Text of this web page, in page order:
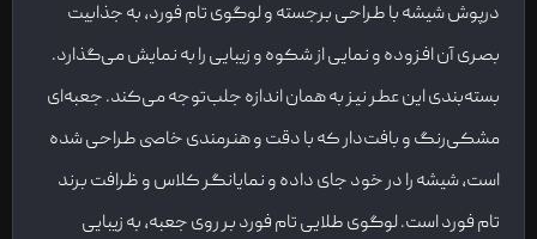
درپوش شیشه با طراحی برجسته و لوگوی تام فورد، به جذابیت
بصری آن افزوده و نمایی از شکوه و زیبایی را به نمایش می‌گذارد.
بسته‌بندی این عطر نیز به همان اندازه جلب‌توجه می‌کند. جعبه‌ای
مشکی‌رنگ و بافت‌دار که با دقت و هنرمندی خاصی طراحی شده
است، شیشه را در خود جای داده و نمایانگر کلاس و ظرافت برند
تام فورد است. لوگوی طلایی تام فورد بر روی جعبه، به زیبایی